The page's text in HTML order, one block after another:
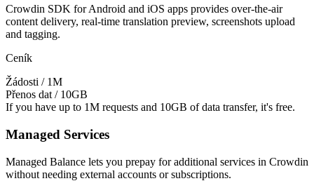
Crowdin SDK for Android and iOS apps provides over-the-air
content delivery, real-time translation preview, screenshots upload
and tagging.
Ceník
Žádosti / 1M
Přenos dat / 10GB
If you have up to 1M requests and 10GB of data transfer, it's free.
Managed Services
Managed Balance lets you prepay for additional services in Crowdin
without needing external accounts or subscriptions.